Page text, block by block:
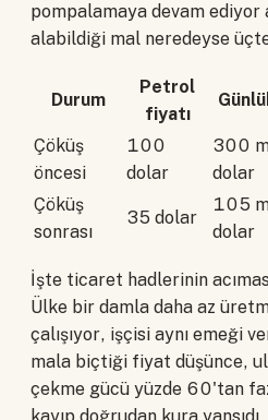
pompalamaya devam ediyor
alabildiği mal neredeyse
Durum
Petrol
fiyatı
Çöküş
öncesi
100
dolar
300
dolar
Çöküş
sonrası
35 dolar
105
dolar
İşte ticaret hadlerinin
Ülke bir damla daha az
çalışıyor, işçisi aynı emeği
mala biçtiği fiyat düşünce,
çekme gücü yüzde 60'tan
kayıp doğrudan kura